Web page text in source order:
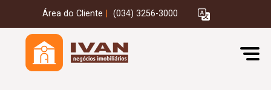
Área do Cliente (034) 3256-3000